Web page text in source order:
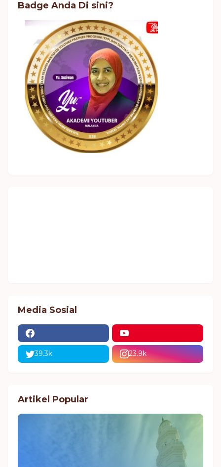
Badge Anda Di sini?
Media Sosial
39.3k 23.9k
Artikel Popular